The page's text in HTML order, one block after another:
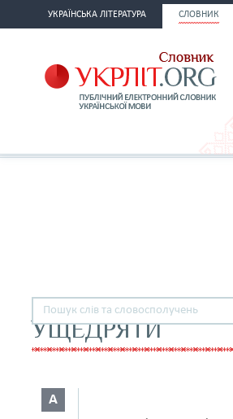
УКРАЇНСЬКА ЛІТЕРАТУРА СЛОВНИК
УЩЕДРЯТИ
А